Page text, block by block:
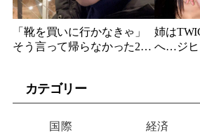
「靴を買いに行かなきゃ」
そう言って帰らなかった24
り物”
姉は
へ…ジヒ
カテゴリー
国際 経済